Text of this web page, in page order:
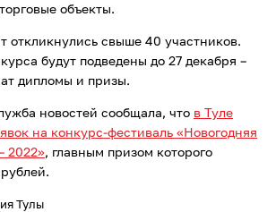
объекты.
откликнулись свыше 40 участников.
будут подведены до 27 декабря –
дипломы и призы.
новостей сообщала, что в Туле
на конкурс-фестиваль «Новогодняя
2022», главным призом которого
Тулы